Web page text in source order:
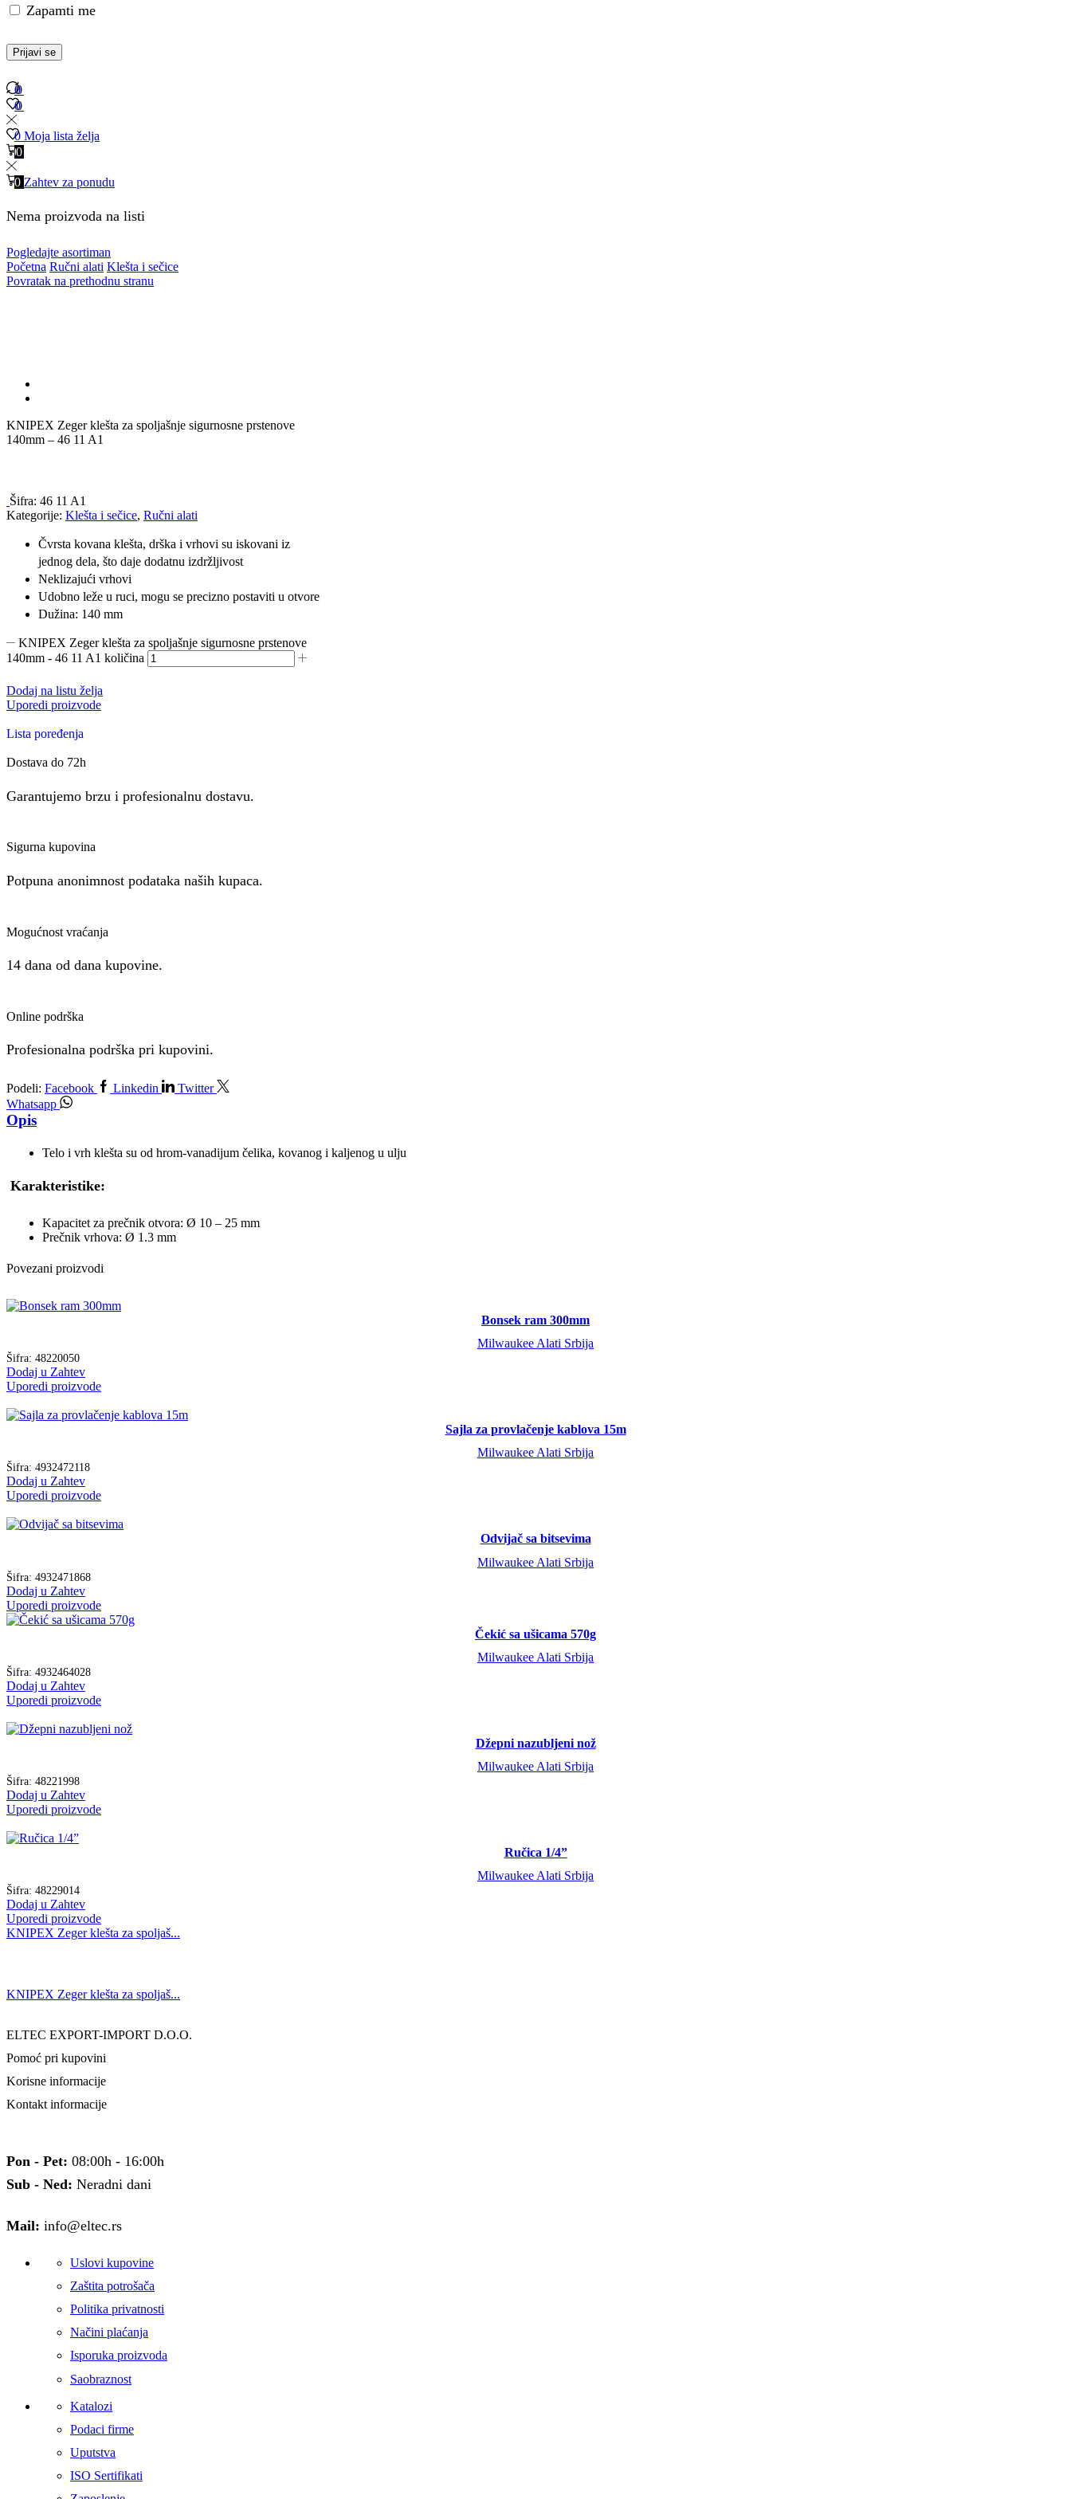
Zapamti me
Prijavi se
0
0
0
0
0 Moja lista želja
0
0
0 Zahtev za ponudu
Nema proizvoda na listi
Pogledajte asortiman
Početna Ručni alati Klešta i sečice
Povratak na prethodnu stranu
KNIPEX Zeger klešta za spoljašnje sigurnosne prstenove
140mm – 46 11 A1
Šifra: 46 11 A1
Kategorije: Klešta i sečice, Ručni alati
Čvrsta kovana klešta, drška i vrhovi su iskovani iz
jednog dela, što daje dodatnu izdržljivost
Neklizajući vrhovi
Udobno leže u ruci, mogu se precizno postaviti u otvore
Dužina: 140 mm
KNIPEX Zeger klešta za spoljašnje sigurnosne prstenove
140mm - 46 11 A1 količina
Dodaj na listu želja
Uporedi proizvode
Lista poređenja
Dostava do 72h
Garantujemo brzu i profesionalnu dostavu.
Sigurna kupovina
Potpuna anonimnost podataka naših kupaca.
Mogućnost vraćanja
14 dana od dana kupovine.
Online podrška
Profesionalna podrška pri kupovini.
Podeli: Facebook Linkedin
Twitter
Whatsapp
Opis
Telo i vrh klešta su od hrom-vanadijum čelika, kovanog i kaljenog u ulju
Karakteristike:
Kapacitet za prečnik otvora: Ø 10 – 25 mm
Prečnik vrhova: Ø 1.3 mm
Povezani proizvodi
Bonsek ram 300mm
Milwaukee Alati Srbija
Šifra: 48220050
Dodaj u Zahtev
Uporedi proizvode
Sajla za provlačenje kablova 15m
Milwaukee Alati Srbija
Šifra: 4932472118
Dodaj u Zahtev
Uporedi proizvode
Odvijač sa bitsevima
Milwaukee Alati Srbija
Šifra: 4932471868
Dodaj u Zahtev
Uporedi proizvode
Čekić sa ušicama 570g
Milwaukee Alati Srbija
Šifra: 4932464028
Dodaj u Zahtev
Uporedi proizvode
Džepni nazubljeni nož
Milwaukee Alati Srbija
Šifra: 48221998
Dodaj u Zahtev
Uporedi proizvode
Ručica 1/4”
Milwaukee Alati Srbija
Šifra: 48229014
Dodaj u Zahtev
Uporedi proizvode
KNIPEX Zeger klešta za spoljaš...
KNIPEX Zeger klešta za spoljaš...
ELTEC EXPORT-IMPORT D.O.O.
Pomoć pri kupovini
Korisne informacije
Kontakt informacije
Pon - Pet: 08:00h - 16:00h
Sub - Ned: Neradni dani
Mail: info@eltec.rs
Uslovi kupovine
Zaštita potrošača
Politika privatnosti
Načini plaćanja
Isporuka proizvoda
Saobraznost
Katalozi
Podaci firme
Uputstva
ISO Sertifikati